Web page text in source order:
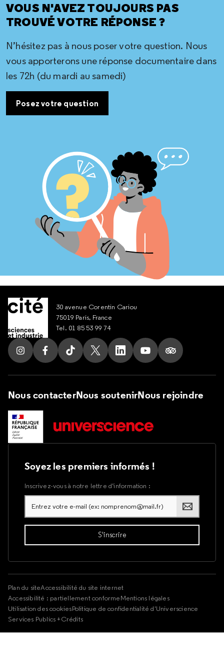
VOUS N'AVEZ TOUJOURS PAS
TROUVÉ VOTRE RÉPONSE ?
N’hésitez pas à nous poser votre question. Nous
vous apporterons une réponse documentaire dans
les 72h (du mardi au samedi)
Posez votre question
30 avenue Corentin Cariou
75019 Paris, France
Tel. 01 85 53 99 74
Suivez nous sur Instagram
Suivez nous sur Facebook
Suivez nous sur Tik Tok
Suivez nous sur X
Suivez nous sur LinkedIn
Suivez nous sur
Suivez nous
Nous contacterNous soutenirNous rejoindre
Soyez les premiers informés !
Inscrivez-vous à notre lettre d’information :
Plan du siteAccessibilité du site internet
Accessibilité : partiellement conformeMentions légales
Utilisation des cookiesPolitique de confidentialité d'Universcience
Services Publics +Crédits